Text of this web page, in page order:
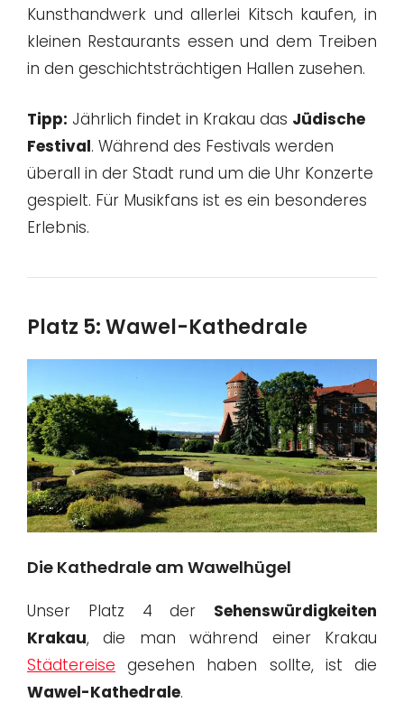
Kunsthandwerk und allerlei Kitsch kaufen, in
kleinen Restaurants essen und dem Treiben
in den geschichtsträchtigen Hallen zusehen.
Tipp: Jährlich findet in Krakau das Jüdische
Festival. Während des Festivals werden
überall in der Stadt rund um die Uhr Konzerte
gespielt. Für Musikfans ist es ein besonderes
Erlebnis.
Platz 5: Wawel-Kathedrale
Die Kathedrale am Wawelhügel
Unser Platz 4 der Sehenswürdigkeiten
Krakau, die man während einer Krakau
Städtereise gesehen haben sollte, ist die
Wawel-Kathedrale.